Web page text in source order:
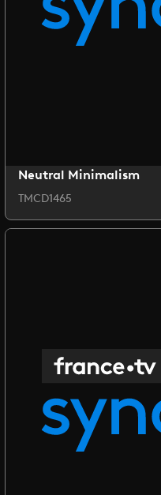
Neutral Minimalism
TMCD1465